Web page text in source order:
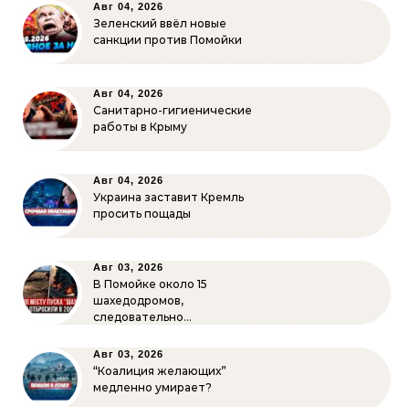
Авг 04, 2026
Зеленский ввёл новые
санкции против Помойки
Авг 04, 2026
Санитарно-гигиенические
работы в Крыму
Авг 04, 2026
Украина заставит Кремль
просить пощады
Авг 03, 2026
В Помойке около 15
шахедодромов,
следовательно…
Авг 03, 2026
“Коалиция желающих”
медленно умирает?